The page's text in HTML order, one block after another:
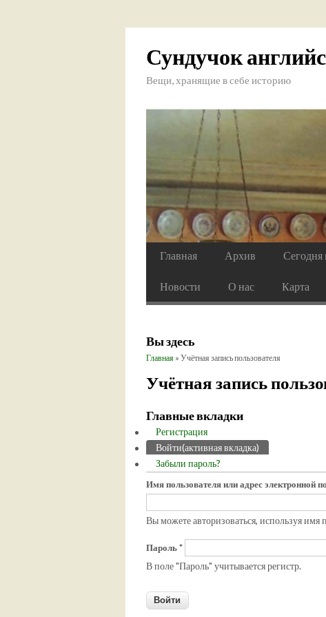
Сундучок
Вещи, хранящие в себе историю
Главная Архив Сегодня
Новости О нас Карта
Вы здесь
Главная » Учётная запись пользователя
Учётная запись
Главные вкладки
Регистрация
Войти(активная вкладка)
Забыли пароль?
Имя пользователя или адрес электронной
Вы можете авторизоваться, используя имя
Пароль*
В поле "Пароль" учитывается регистр.